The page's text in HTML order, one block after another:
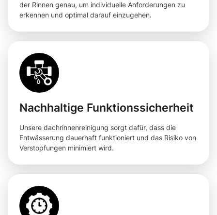
der Rinnen genau, um individuelle Anforderungen zu
erkennen und optimal darauf einzugehen.
Nachhaltige Funktionssicherheit
Unsere dachrinnenreinigung sorgt dafür, dass die
Entwässerung dauerhaft funktioniert und das Risiko von
Verstopfungen minimiert wird.